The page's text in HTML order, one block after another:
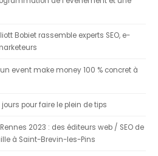
Bobiet rassemble experts SEO, e-
event make money 100 % concret à
jours pour faire le plein de tips
2023 : des éditeurs web / SEO de
à Saint-Brevin-les-Pins